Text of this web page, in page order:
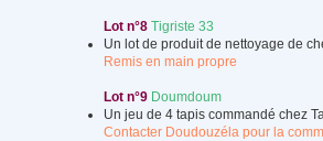
Lot n°8 Tigriste 33
Un lot de produit de nettoyage de
Remis en main propre
Lot n°9 Doumdoum
Un jeu de 4 tapis commandé chez
Contacter Doudouzéla pour la